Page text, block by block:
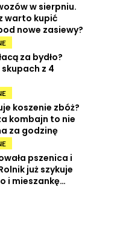
w sierpniu.
warto kupić
nowe zasiewy?
za bydło?
z 4
koszenie zbóż?
kombajn to nie
za godzinę
pszenica i
już szykuje
i mieszankę